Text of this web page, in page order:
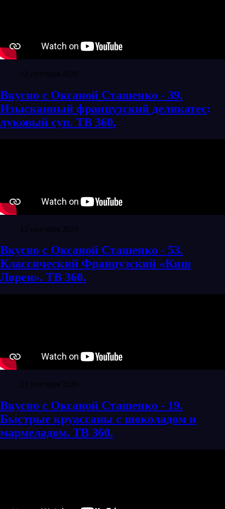
12 сентября 2020
Вкусно с Оксаной Сташенко - 39.
Изысканный французский деликатес׃
луковый суп. ТВ 360.
12 сентября 2020
Вкусно с Оксаной Сташенко - 53.
Классический Французский «Киш
Лорен». ТВ 360.
21 сентября 2020
Вкусно с Оксаной Сташенко - 19.
Быстрые круассаны с шоколадом и
мармеладом. ТВ 360.